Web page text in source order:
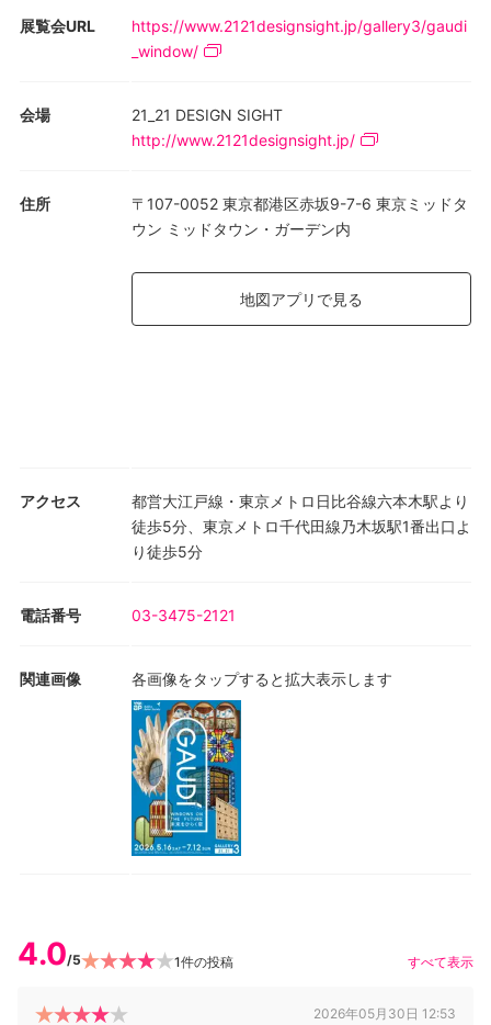
展覧会URL
https://www.2121designsight.jp/gallery3/gaudi
_window/
会場
21_21 DESIGN SIGHT
http://www.2121designsight.jp/
住所
〒107-0052 東京都港区赤坂9-7-6 東京ミッドタ
ウン ミッドタウン・ガーデン内
地図アプリで見る
アクセス
都営大江戸線・東京メトロ日比谷線六本木駅より
徒歩5分、東京メトロ千代田線乃木坂駅1番出口よ
り徒歩5分
電話番号 03-3475-2121
関連画像 各画像をタップすると拡大表示します
4.0/5 1件の投稿 すべて表示
2026年05月30日 12:53